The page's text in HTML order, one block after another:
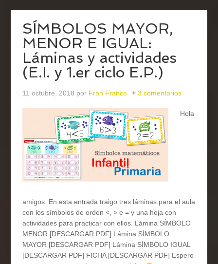
SÍMBOLOS MAYOR,
MENOR E IGUAL:
Láminas y actividades
(E.I. y 1.er ciclo E.P.)
11 octubre, 2018 por Fran Franco 3 comentarios
Hola
amigos. En esta entrada traigo tres láminas para el aula
con los símbolos de orden <, > e = y una hoja con
actividades para practicar con ellos. Lámina SÍMBOLO
MENOR [DESCARGAR PDF] Lámina SÍMBOLO
MAYOR [DESCARGAR PDF] Lámina SÍMBOLO IGUAL
[DESCARGAR PDF] FICHA [DESCARGAR PDF] Espero